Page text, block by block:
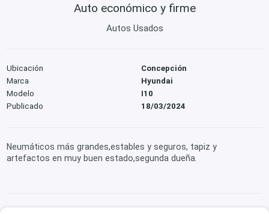
Auto económico y firme
Autos Usados
Ubicación
Concepción
Marca
Hyundai
Modelo
I10
Publicado
18/03/2024
Neumáticos más grandes,estables y seguros, tapiz y
artefactos en muy buen estado,segunda dueña.